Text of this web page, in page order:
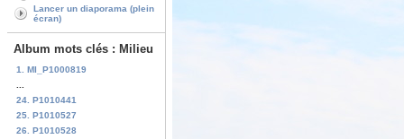
Lancer un diaporama (plein
écran)
Album mots clés : Milieu
1. MI_P1000819
24. P1010441
25. P1010527
26. P1010528